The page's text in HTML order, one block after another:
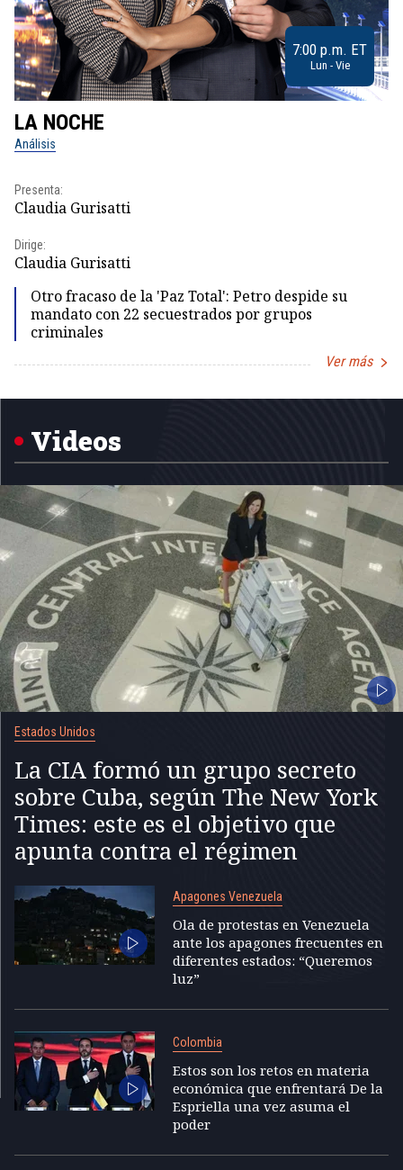
7:00 p.m. ET
Lun - Vie
LA NOCHE
Análisis
Presenta:
Claudia Gurisatti
Dirige:
Claudia Gurisatti
Otro fracaso de la 'Paz Total': Petro despide su
mandato con 22 secuestrados por grupos
criminales
Ver más
1
Videos
Estados Unidos
La CIA formó un grupo secreto
sobre Cuba, según The New York
Times: este es el objetivo que
apunta contra el régimen
Apagones Venezuela
Ola de protestas en Venezuela
ante los apagones frecuentes en
diferentes estados: “Queremos
luz”
Colombia
Estos son los retos en materia
económica que enfrentará De la
Espriella una vez asuma el
poder